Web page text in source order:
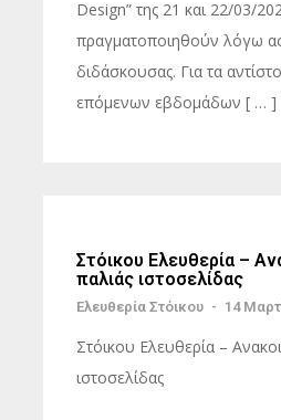
Design” της 21 και 22/03/
πραγματοποιηθούν λόγω
διδάσκουσας. Για τα
επόμενων εβδομάδων [ … ]
Στόικου Ελευθερία –
παλιάς ιστοσελίδας
Ελευθερία Στόικου - 14
Στόικου Ελευθερία –
ιστοσελίδας